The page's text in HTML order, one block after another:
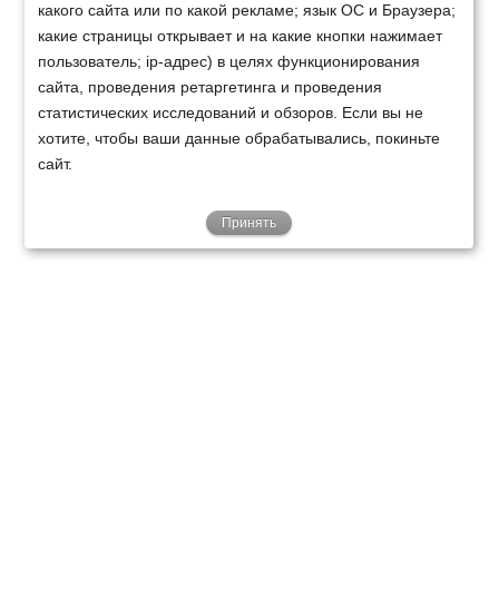
какого сайта или по какой рекламе; язык ОС и Браузера;
какие страницы открывает и на какие кнопки нажимает
пользователь; ip-адрес) в целях функционирования
сайта, проведения ретаргетинга и проведения
статистических исследований и обзоров. Если вы не
хотите, чтобы ваши данные обрабатывались, покиньте
сайт.
Принять